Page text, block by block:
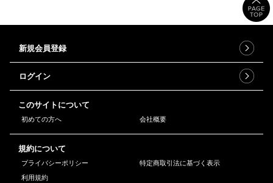
新規会員登録
ログイン
このサイトについて
初めての方へ 会社概要
規約について
プライバシーポリシー
特定商取引法に基づく表示
利用規約